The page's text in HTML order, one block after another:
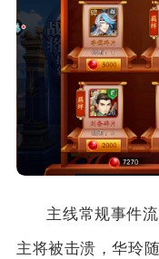
主线常规事件
主将被击溃，华玲